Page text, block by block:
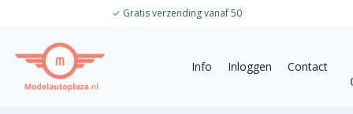
✓ Gratis verzending vanaf 50
Info Inloggen
Contact